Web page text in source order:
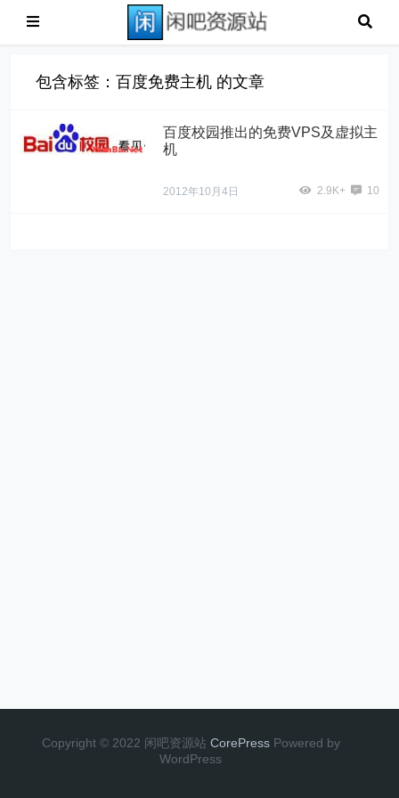
包含标签：百度免费主机 的文章
百度校园推出的免费VPS及虚拟主
机
2012年10月4日 2.9K+ 10
Copyright © 2022 闲吧资源站 CorePress Powered by
WordPress